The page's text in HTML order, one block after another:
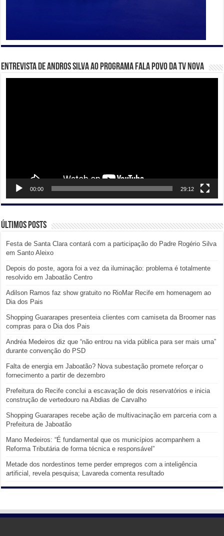
Entrevista de Andros Silva ao programa Fala Povo da TV Nova
00:00 29:12
Últimos posts
Festa de Santa Clara contará com a participação do Padre Rogério Silva
em Santo Aleixo
Depois do poste, agora foi a vez da iluminação: problema é totalmente
resolvido em Jaboatão Centro
Adilson Ramos faz show gratuito no RioMar Recife em homenagem ao
Dia dos Pais
Shopping Guararapes presenteia clientes com camiseta da Broomer nas
compras para o Dia dos Pais
Andréa Medeiros diz que “não entrou na vida pública para ser mais uma”
durante convenção do PSD
Falta de energia em Jaboatão? Nova subestação promete reforçar o
fornecimento a partir de dezembro
Prefeitura do Recife conclui a escavação de dois reservatórios e inicia
construção de vertedouro na Abdias de Carvalho
Shopping Guararapes recebe ação de multivacinação em parceria com a
Prefeitura de Jaboatão
Mano Medeiros: “É fundamental que os municípios acompanhem a
Reforma Tributária de forma técnica e responsável”
Metade dos nordestinos teme perder empregos com a inteligência
artificial, revela pesquisa; Lavareda comenta resultado